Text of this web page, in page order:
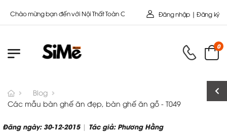
mừng bạn đến với Nội Thất Toàn Cầu - Công ty cổ Phần SIMEHOME
Đăng nhập | Đăng ký
0
Blog
Các mẫu bàn ghế ăn đẹp, bàn ghế ăn gỗ - T049
Đăng ngày: 30-12-2015| Tác giả: Phương Hằng